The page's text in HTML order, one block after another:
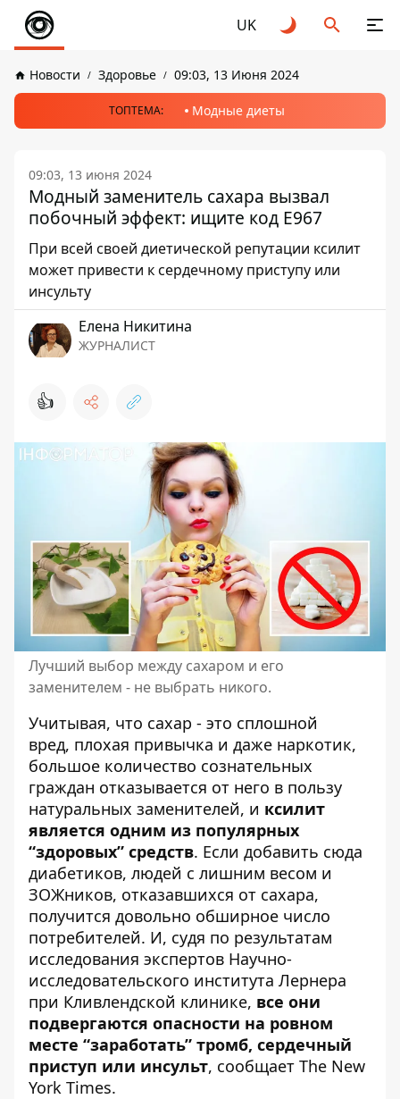
UK
Новости Здоровье 09:03, 13 Июня 2024
ТОПТЕМА: Модные диеты
09:03, 13 июня 2024
Модный заменитель сахара вызвал
побочный эффект: ищите код Е967
При всей своей диетической репутации ксилит
может привести к сердечному приступу или
инсульту
Елена Никитина
ЖУРНАЛИСТ
👍
Лучший выбор между сахаром и его
заменителем - не выбрать никого.
Учитывая, что сахар - это сплошной
вред, плохая привычка и даже наркотик,
большое количество сознательных
граждан отказывается от него в пользу
натуральных заменителей, и ксилит
является одним из популярных
“здоровых” средств. Если добавить сюда
диабетиков, людей с лишним весом и
ЗОЖников, отказавшихся от сахара,
получится довольно обширное число
потребителей. И, судя по результатам
исследования экспертов Научно-
исследовательского института Лернера
при Кливлендской клинике, все они
подвергаются опасности на ровном
месте “заработать” тромб, сердечный
приступ или инсульт, сообщает The New
York Times.